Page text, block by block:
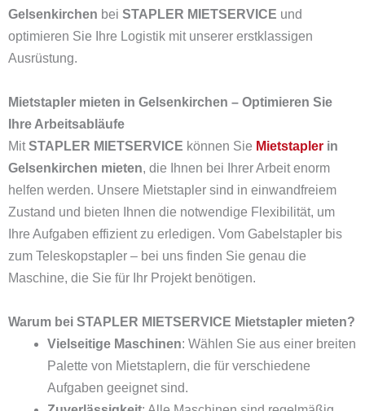
Gelsenkirchen bei STAPLER MIETSERVICE und
optimieren Sie Ihre Logistik mit unserer erstklassigen
Ausrüstung.
Mietstapler mieten in Gelsenkirchen – Optimieren Sie
Ihre Arbeitsabläufe
MitSTAPLER MIETSERVICE können Sie Mietstapler in
Gelsenkirchen mieten, die Ihnen bei Ihrer Arbeit enorm
helfen werden. Unsere Mietstapler sind in einwandfreiem
Zustand und bieten Ihnen die notwendige Flexibilität, um
Ihre Aufgaben effizient zu erledigen. Vom Gabelstapler bis
zum Teleskopstapler – bei uns finden Sie genau die
Maschine, die Sie für Ihr Projekt benötigen.
Warum bei STAPLER MIETSERVICE Mietstapler mieten?
Vielseitige Maschinen: Wählen Sie aus einer breiten
Palette von Mietstaplern, die für verschiedene
Aufgaben geeignet sind.